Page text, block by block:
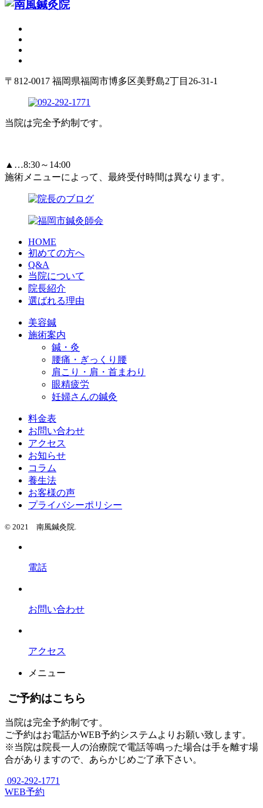
〒812-0017 福岡県福岡市博多区美野島2丁目26-31-1
当院は完全予約制です。
▲…8:30～14:00
施術メニューによって、最終受付時間は異なります。
HOME
初めての方へ
Q&A
当院について
院長紹介
選ばれる理由
美容鍼
施術案内
鍼・灸
腰痛・ぎっくり腰
肩こり・肩・首まわり
眼精疲労
妊婦さんの鍼灸
料金表
お問い合わせ
アクセス
お知らせ
コラム
養生法
お客様の声
プライバシーポリシー
© 2021 南風鍼灸院.
電話
お問い合わせ
アクセス
メニュー
ご予約はこちら
当院は完全予約制です。
ご予約はお電話かWEB予約システムよりお願い致します。
※当院は院長一人の治療院で電話等鳴った場合は手を離す場
合がありますので、あらかじめご了承下さい。
092-292-1771
WEB予約